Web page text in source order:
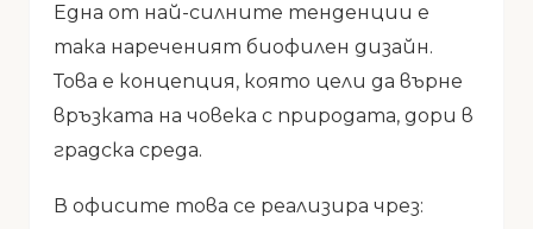
Една от най-силните тенденции е
така нареченият биофилен дизайн.
Това е концепция, която цели да върне
връзката на човека с природата, дори в
градска среда.
В офисите това се реализира чрез: